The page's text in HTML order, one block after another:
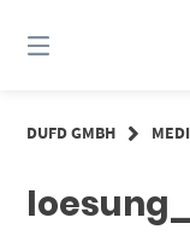
zum
Inhalt
DUFD GMBH